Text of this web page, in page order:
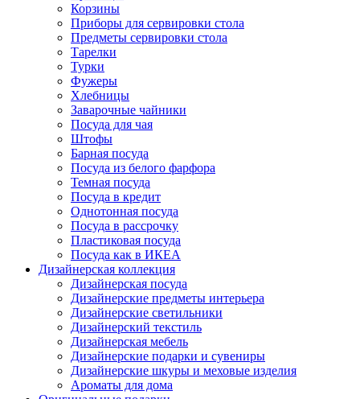
Корзины
Приборы для сервировки стола
Предметы сервировки стола
Тарелки
Турки
Фужеры
Хлебницы
Заварочные чайники
Посуда для чая
Штофы
Барная посуда
Посуда из белого фарфора
Темная посуда
Посуда в кредит
Однотонная посуда
Посуда в рассрочку
Пластиковая посуда
Посуда как в ИКЕА
Дизайнерская коллекция
Дизайнерская посуда
Дизайнерские предметы интерьера
Дизайнерские светильники
Дизайнерский текстиль
Дизайнерская мебель
Дизайнерские подарки и сувениры
Дизайнерские шкуры и меховые изделия
Ароматы для дома